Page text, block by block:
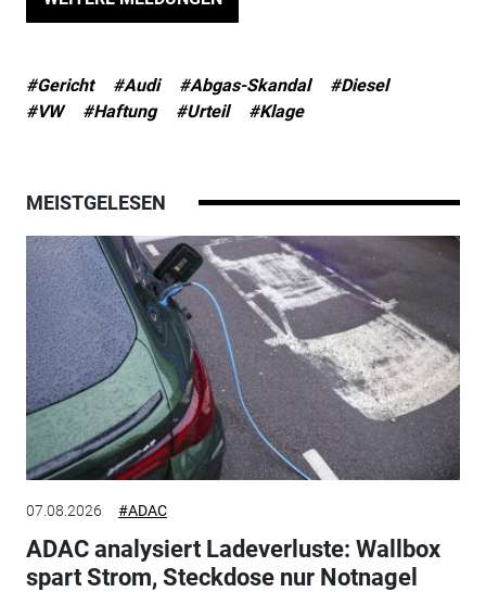
#Gericht #Audi #Abgas-Skandal
#Diesel
#VW
#Haftung #Urteil #Klage
MEISTGELESEN
07.08.2026 #ADAC
ADAC analysiert Ladeverluste: Wallbox
spart Strom, Steckdose nur Notnagel